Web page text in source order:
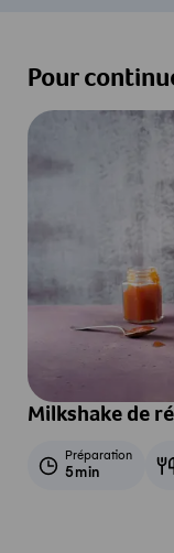
Pour
Milkshake de
Préparation
5min